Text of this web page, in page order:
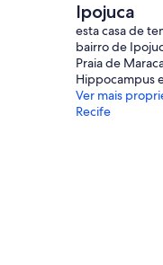
Ipojuca
esta casa de
bairro de
Praia de
Hippocampus
Ver mais
Recife